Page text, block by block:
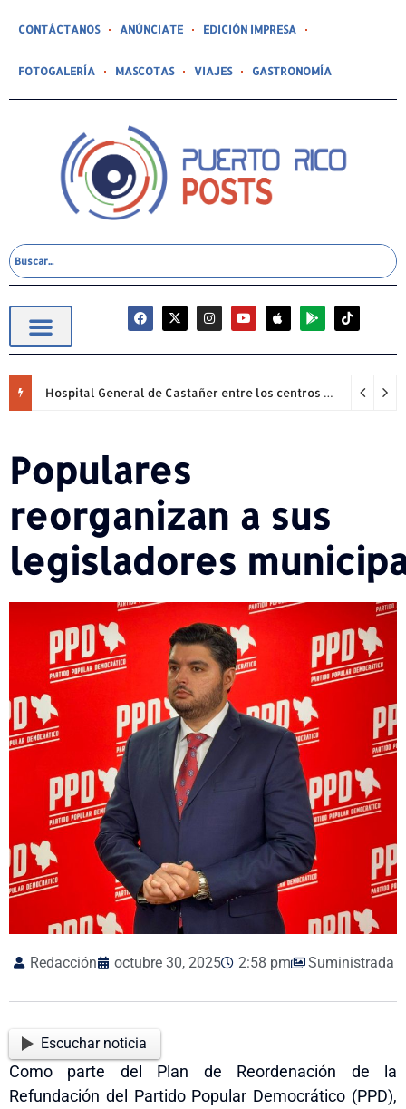
CONTÁCTANOS ANÚNCIATE EDICIÓN IMPRESA
FOTOGALERÍA MASCOTAS VIAJES GASTRONOMÍA
Hospital General de Castañer entre los centros de salud comunitarios con mejor desempeño clínico de Estados Unidos
Populares
reorganizan a sus
legisladores
Redacción octubre 30, 2025 2:58 pm Suministrada
Escuchar noticia
Como parte del Plan de Reordenación de la
Refundación del Partido Popular Democrático (PPD),